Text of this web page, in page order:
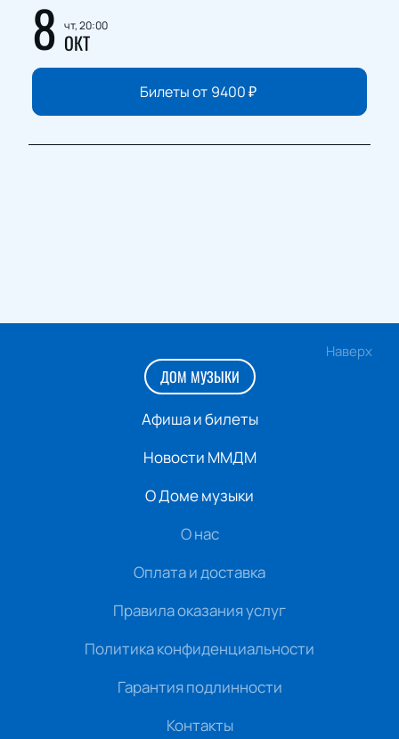
8 чт, 20:00
ОКТ
Билеты от 9400₽
Наверх
ДОМ МУЗЫКИ
Афиша и билеты
Новости ММДМ
О Доме музыки
О нас
Оплата и доставка
Правила оказания услуг
Политика конфиденциальности
Гарантия подлинности
Контакты